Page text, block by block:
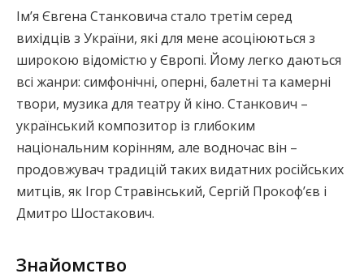
Ім’я Євгена Станковича стало третім серед
вихідців з України, які для мене асоціюються з
широкою відомістю у Європі. Йому легко даються
всі жанри: симфонічні, оперні, балетні та камерні
твори, музика для театру й кіно. Станкович –
український композитор із глибоким
національним корінням, але водночас він –
продовжувач традицій таких видатних російських
митців, як Ігор Стравінський, Сергій Прокоф’єв і
Дмитро Шостакович.
Знайомство